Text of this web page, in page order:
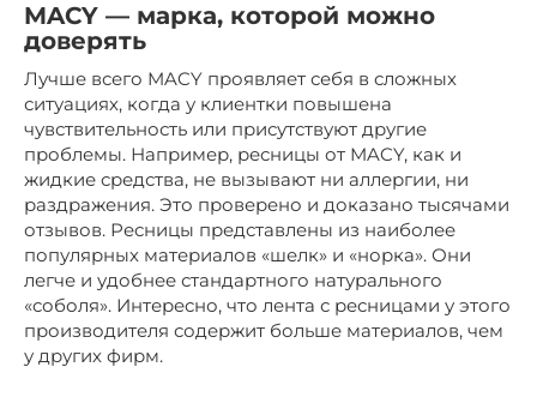
MACY — марка, которой можно
доверять
Лучше всего MACY проявляет себя в сложных
ситуациях, когда у клиентки повышена
чувствительность или присутствуют другие
проблемы. Например, ресницы от MACY, как и
жидкие средства, не вызывают ни аллергии, ни
раздражения. Это проверено и доказано тысячами
отзывов. Ресницы представлены из наиболее
популярных материалов «шелк» и «норка». Они
легче и удобнее стандартного натурального
«соболя». Интересно, что лента с ресницами у этого
производителя содержит больше материалов, чем
у других фирм.